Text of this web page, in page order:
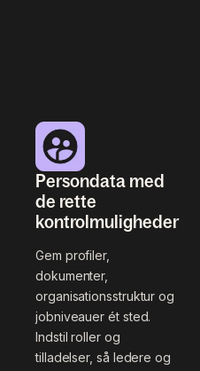
Persondata med
de rette
kontrolmuligheder
Gem profiler,
dokumenter,
organisationsstruktur og
jobniveauer ét sted.
Indstil roller og
tilladelser, så ledere og